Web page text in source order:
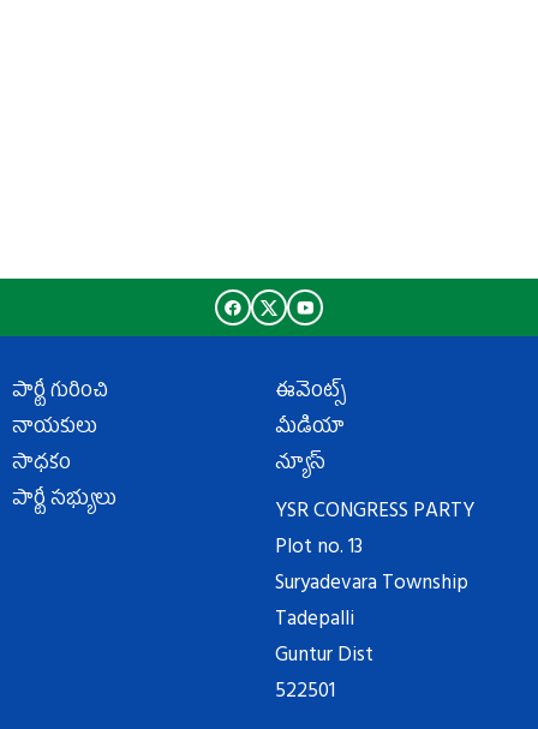
పార్టీ గురించి
నాయకులు
సాధకం
పార్టీ సభ్యులు
ఈవెంట్స్
మీడియా
న్యూస్
YSR CONGRESS PARTY
Plot no. 13
Suryadevara Township
Tadepalli
Guntur Dist
522501